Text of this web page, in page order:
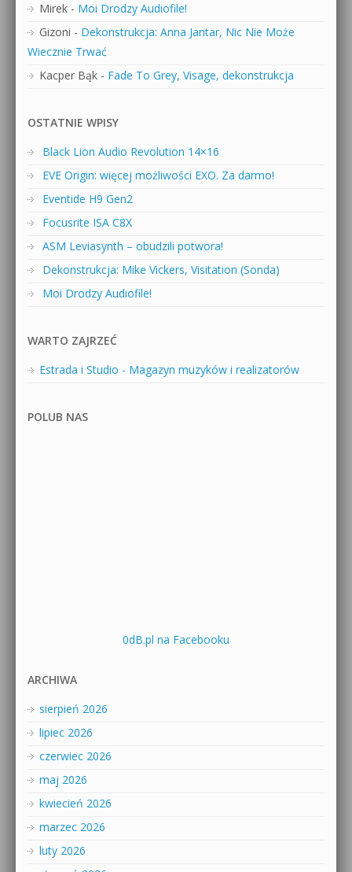
Mirek - Moi Drodzy Audiofile!
Gizoni - Dekonstrukcja: Anna Jantar, Nic Nie Może
Wiecznie Trwać
Kacper Bąk - Fade To Grey, Visage, dekonstrukcja
OSTATNIE WPISY
Black Lion Audio Revolution 14×16
EVE Origin: więcej możliwości EXO. Za darmo!
Eventide H9 Gen2
Focusrite ISA C8X
ASM Leviasynth – obudzili potwora!
Dekonstrukcja: Mike Vickers, Visitation (Sonda)
Moi Drodzy Audiofile!
WARTO ZAJRZEĆ
Estrada i Studio - Magazyn muzyków i realizatorów
POLUB NAS
0dB.pl na Facebooku
ARCHIWA
sierpień 2026
lipiec 2026
czerwiec 2026
maj 2026
kwiecień 2026
marzec 2026
luty 2026